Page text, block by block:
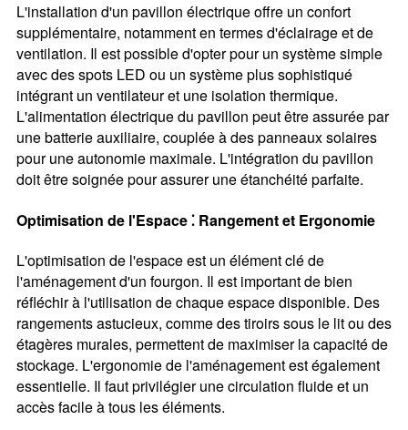
L'installation d'un pavillon électrique offre un confort
supplémentaire, notamment en termes d'éclairage et de
ventilation. Il est possible d'opter pour un système simple
avec des spots LED ou un système plus sophistiqué
intégrant un ventilateur et une isolation thermique.
L'alimentation électrique du pavillon peut être assurée par
une batterie auxiliaire, couplée à des panneaux solaires
pour une autonomie maximale. L'intégration du pavillon
doit être soignée pour assurer une étanchéité parfaite.
Optimisation de l'Espace ⁚ Rangement et Ergonomie
L'optimisation de l'espace est un élément clé de
l'aménagement d'un fourgon. Il est important de bien
réfléchir à l'utilisation de chaque espace disponible. Des
rangements astucieux, comme des tiroirs sous le lit ou des
étagères murales, permettent de maximiser la capacité de
stockage. L'ergonomie de l'aménagement est également
essentielle. Il faut privilégier une circulation fluide et un
accès facile à tous les éléments.